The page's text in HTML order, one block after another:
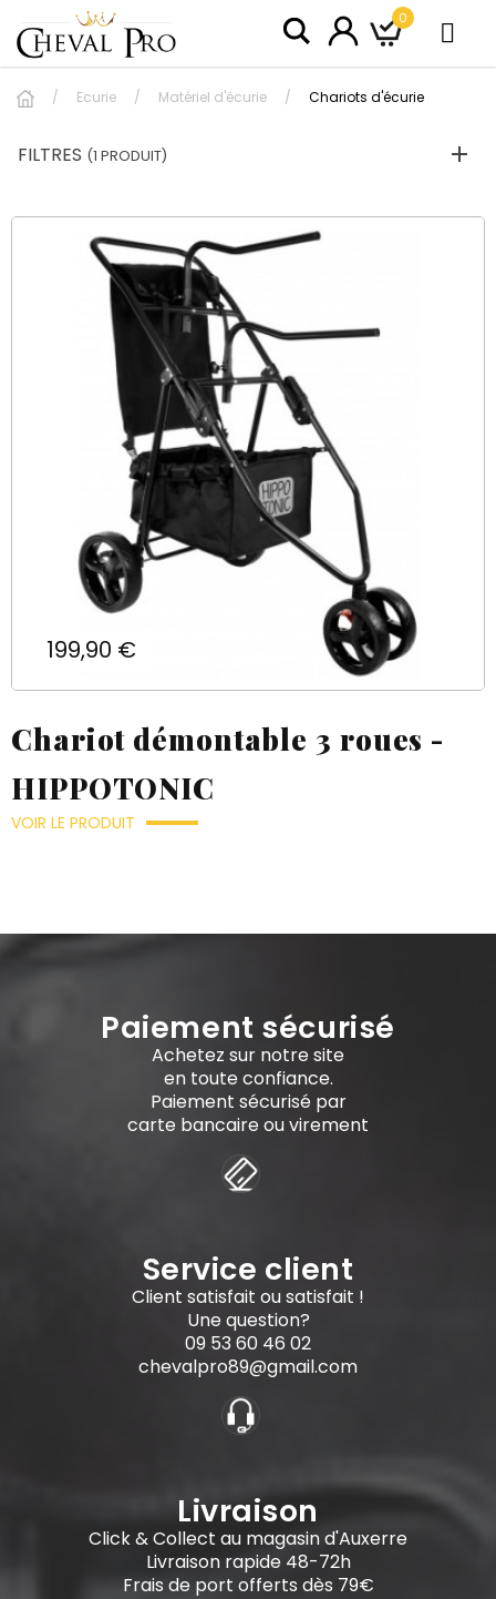
Ajouter à ma liste d'envies
Créer une nouvelle liste
((cancelText))
((modalTitle))
((confirmMessage))
((cancelText))
((modalDeleteText))
Connexion
Vous devez être connecté pour ajouter des produits
à votre liste d'envies.
((cancelText))
((loginText))
0
Ecurie Matériel d'écurie Chariots d'écurie
FILTRES (1 PRODUIT)
Prix
199,90 €
Chariot démontable 3 roues -
HIPPOTONIC
VOIR LE PRODUIT
Paiement sécurisé
Achetez sur notre site
en toute confiance.
Paiement sécurisé par
carte bancaire ou virement
Service client
Client satisfait ou satisfait !
Une question?
09 53 60 46 02
chevalpro89@gmail.com
Livraison
Click & Collect au magasin d'Auxerre
Livraison rapide 48-72h
Frais de port offerts dès 79€